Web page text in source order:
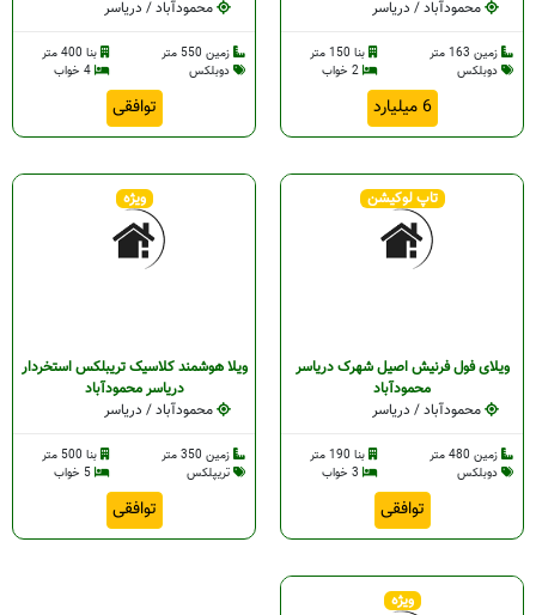
محمودآباد / دریاسر
زمین 163 متر
بنا 150 متر
دوبلکس
6 میلیارد
محمودآباد / دریاسر
زمین 550 متر
بنا 400 متر
دوبلکس
توافقی
تاپ لوکیشن
ویلای فول فرنیش اصیل شهرک دریاسر
محمودآباد
محمودآباد / دریاسر
زمین 480 متر
بنا 190 متر
دوبلکس
توافقی
ویژه
ویلا هوشمند کلاسیک تریبلکس استخردار
دریاسر محمودآباد
محمودآباد / دریاسر
زمین 350 متر
بنا 500 متر
تریپلکس
توافقی
ویژه